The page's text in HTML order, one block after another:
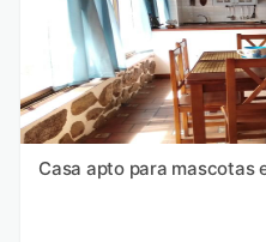
Casa apto para mascotas